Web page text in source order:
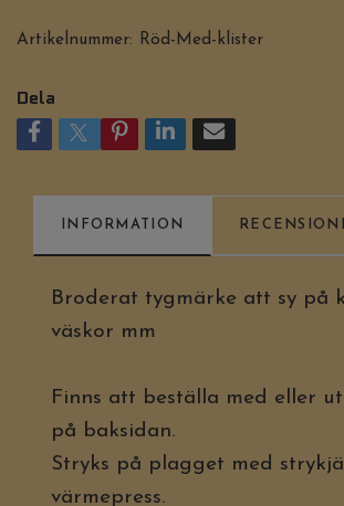
Artikelnummer: Röd-Med-klister
Dela
INFORMATION
Broderat tygmärke att sy på
väskor mm
Finns att beställa med eller
på baksidan.
Stryks på plagget med
värmepress.